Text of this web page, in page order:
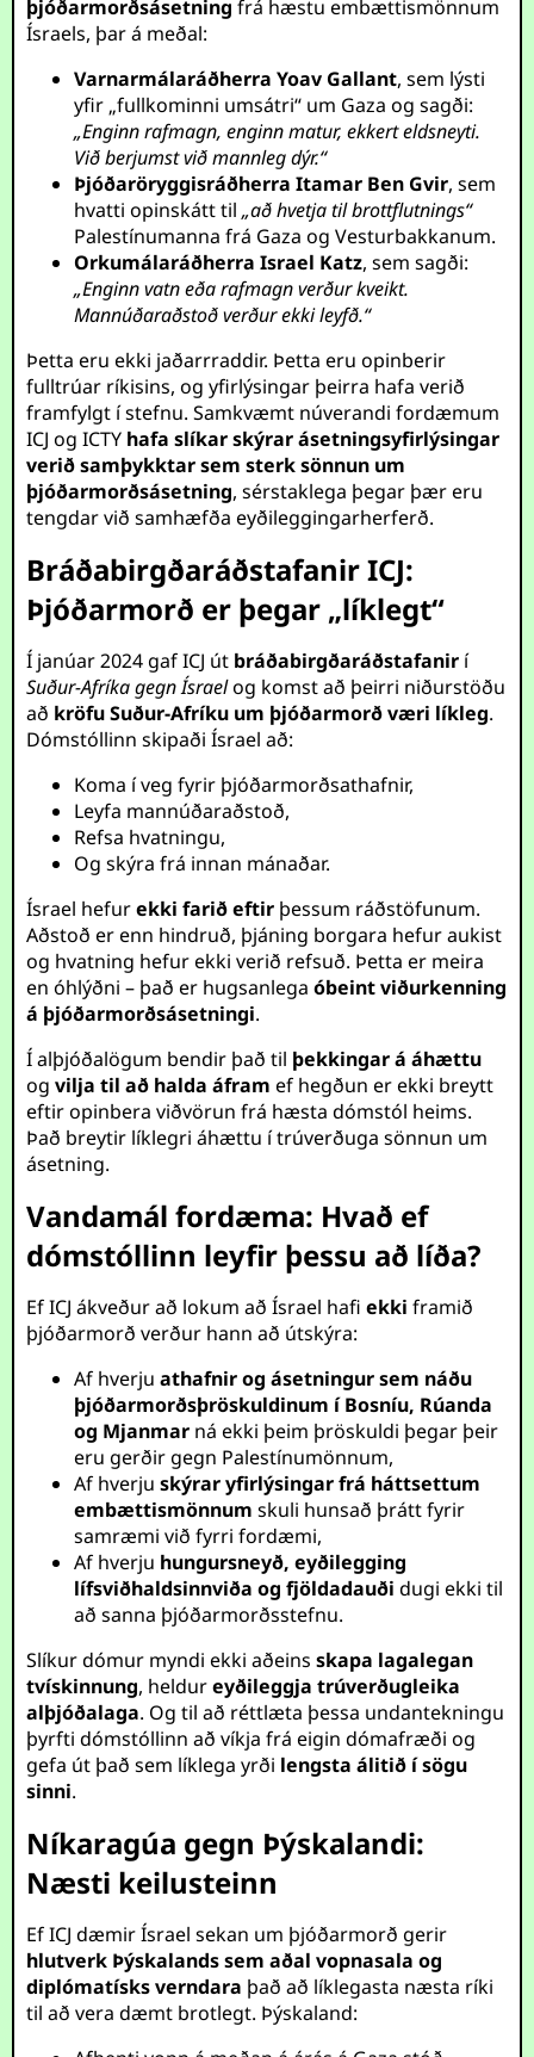
þjóðarmorðsásetning frá hæstu embættismönnum
Ísraels, þar á meðal:
Varnarmálaráðherra Yoav Gallant, sem lýsti
yfir „fullkominni umsátri“ um Gaza og sagði:
„Enginn rafmagn, enginn matur, ekkert eldsneyti.
Við berjumst við mannleg dýr.“
Þjóðaröryggisráðherra Itamar Ben Gvir, sem
hvatti opinskátt til„að hvetja til brottflutnings“
Palestínumanna frá Gaza og Vesturbakkanum.
Orkumálaráðherra Israel Katz, sem sagði:
„Enginn vatn eða rafmagn verður kveikt.
Mannúðaraðstoð verður ekki leyfð.“
Þetta eru ekki jaðarrraddir. Þetta eru opinberir
fulltrúar ríkisins, og yfirlýsingar þeirra hafa verið
framfylgt í stefnu. Samkvæmt núverandi fordæmum
ICJ og ICTY hafa slíkar skýrar ásetningsyfirlýsingar
verið samþykktar sem sterk sönnun um
þjóðarmorðsásetning, sérstaklega þegar þær eru
tengdar við samhæfða eyðileggingarherferð.
Bráðabirgðaráðstafanir ICJ:
Þjóðarmorð er þegar „líklegt“
Í janúar 2024 gaf ICJ út bráðabirgðaráðstafanir í
Suður-Afríka gegn Ísraelog komst að þeirri niðurstöðu
að kröfu Suður-Afríku um þjóðarmorð væri líkleg.
Dómstóllinn skipaði Ísrael að:
Koma í veg fyrir þjóðarmorðsathafnir,
Leyfa mannúðaraðstoð,
Refsa hvatningu,
Og skýra frá innan mánaðar.
Ísrael hefurekki farið eftir þessum ráðstöfunum.
Aðstoð er enn hindruð, þjáning borgara hefur aukist
og hvatning hefur ekki verið refsuð. Þetta er meira
en óhlýðni – það er hugsanlegaóbeint viðurkenning
á þjóðarmorðsásetningi.
Í alþjóðalögum bendir það til þekkingar á áhættu
ogvilja til að halda áfram ef hegðun er ekki breytt
eftir opinbera viðvörun frá hæsta dómstól heims.
Það breytir líklegri áhættu í trúverðuga sönnun um
ásetning.
Vandamál fordæma: Hvað ef
dómstóllinn leyfir þessu að líða?
Ef ICJ ákveður að lokum að Ísrael hafiekki framið
þjóðarmorð verður hann að útskýra:
Af hverjuathafnir og ásetningur sem náðu
þjóðarmorðsþröskuldinum í Bosníu, Rúanda
og Mjanmar ná ekki þeim þröskuldi þegar þeir
eru gerðir gegn Palestínumönnum,
Af hverjuskýrar yfirlýsingar frá háttsettum
embættismönnum skuli hunsað þrátt fyrir
samræmi við fyrri fordæmi,
Af hverju hungursneyð, eyðilegging
lífsviðhaldsinnviða og fjöldadauði dugi ekki til
að sanna þjóðarmorðsstefnu.
Slíkur dómur myndi ekki aðeinsskapa lagalegan
tvískinnung, heldureyðileggja trúverðugleika
alþjóðalaga. Og til að réttlæta þessa undantekningu
þyrfti dómstóllinn að víkja frá eigin dómafræði og
gefa út það sem líklega yrði lengsta álitið í sögu
sinni.
Níkaragúa gegn Þýskalandi:
Næsti keilusteinn
Ef ICJ dæmir Ísrael sekan um þjóðarmorð gerir
hlutverk Þýskalands sem aðal vopnasala og
diplómatísks verndara það að líklegasta næsta ríki
til að vera dæmt brotlegt. Þýskaland: